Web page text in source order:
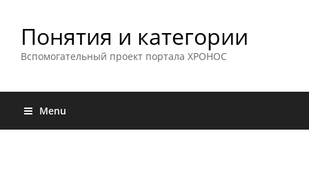
Понятия и категории
Вспомогательный проект портала ХРОНОС
Menu